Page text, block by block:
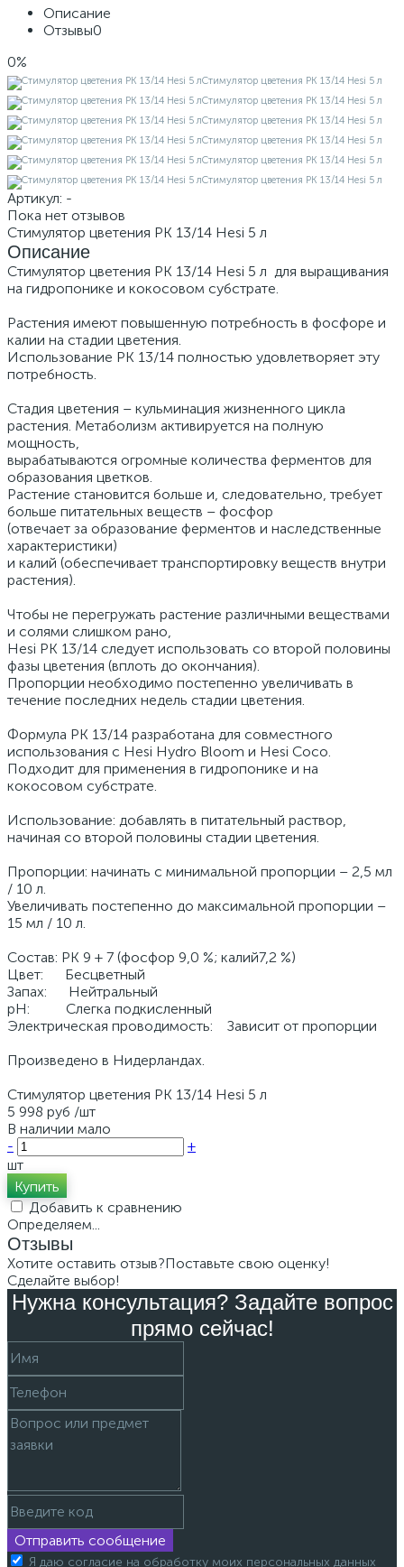
Описание
Отзывы0
0%
Артикул: -
Пока нет отзывов
Стимулятор цветения PK 13/14 Hesi 5 л
Описание
Стимулятор цветения PK 13/14 Hesi 5 л для выращивания
на гидропонике и кокосовом субстрате.
Растения имеют повышенную потребность в фосфоре и
калии на стадии цветения.
Использование PK 13/14 полностью удовлетворяет эту
потребность.
Стадия цветения – кульминация жизненного цикла
растения. Метаболизм активируется на полную
мощность,
вырабатываются огромные количества ферментов для
образования цветков.
Растение становится больше и, следовательно, требует
больше питательных веществ – фосфор
(отвечает за образование ферментов и наследственные
характеристики)
и калий (обеспечивает транспортировку веществ внутри
растения).
Чтобы не перегружать растение различными веществами
и солями слишком рано,
Hesi PK 13/14 следует использовать со второй половины
фазы цветения (вплоть до окончания).
Пропорции необходимо постепенно увеличивать в
течение последних недель стадии цветения.
Формула PK 13/14 разработана для совместного
использования с Hesi Hydro Bloom и Hesi Coco.
Подходит для применения в гидропонике и на
кокосовом субстрате.
Использование: добавлять в питательный раствор,
начиная со второй половины стадии цветения.
Пропорции: начинать с минимальной пропорции – 2,5 мл
/ 10 л.
Увеличивать постепенно до максимальной пропорции –
15 мл / 10 л.
Состав: PK 9 + 7 (фосфор 9,0 %; калий7,2 %)
Цвет: Бесцветный
Запах: Нейтральный
pH: Слегка подкисленный
Электрическая проводимость: Зависит от пропорции
Произведено в Нидерландах.
Стимулятор цветения PK 13/14 Hesi 5 л
5 998 руб /шт
В наличии мало
-
+
шт
Купить
Добавить к сравнению
Определяем...
Отзывы
Хотите оставить отзыв?Поставьте свою оценку!
Сделайте выбор!
Нужна консультация? Задайте вопрос
прямо сейчас!
Отправить сообщение
Я даю согласие на обработку моих персональных данных